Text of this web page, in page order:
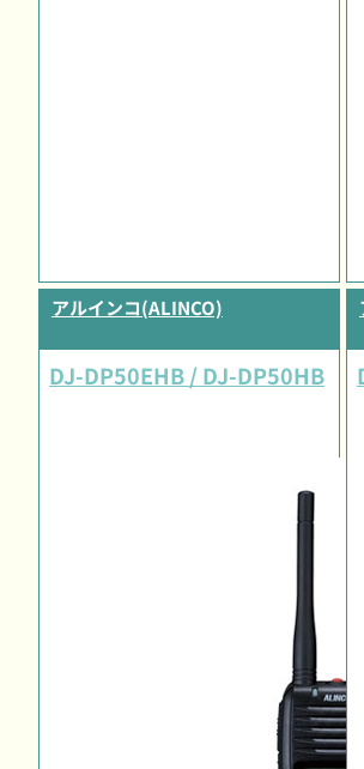
アルインコ(ALINCO)
DJ-DP50EHB / DJ-DP50HB